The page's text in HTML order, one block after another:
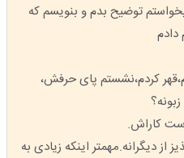
توضیح بدم و بنویسم که
دادم
کردم،نشستم پای حرفش،
کاراش.
از دیگرانه.مهمتر اینکه زیادی به